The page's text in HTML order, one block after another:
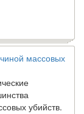
массовых
убийств.